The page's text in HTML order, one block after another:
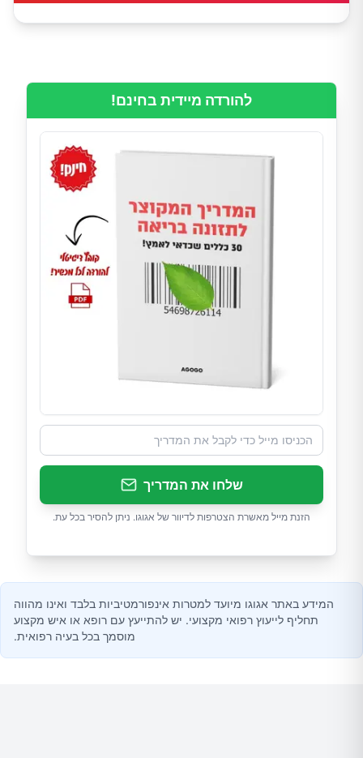
להורדה מיידית בחינם!
שלחו את המדריך
הזנת מייל מאשרת הצטרפות לדיוור של אגוגו. ניתן להסיר בכל עת.
המידע באתר אגוגו מיועד למטרות אינפורמטיביות בלבד ואינו מהווה
תחליף לייעוץ רפואי מקצועי. יש להתייעץ עם רופא או איש מקצוע
מוסמך בכל בעיה רפואית.